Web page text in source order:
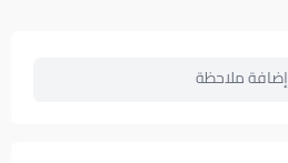
إضافة ملاحظة